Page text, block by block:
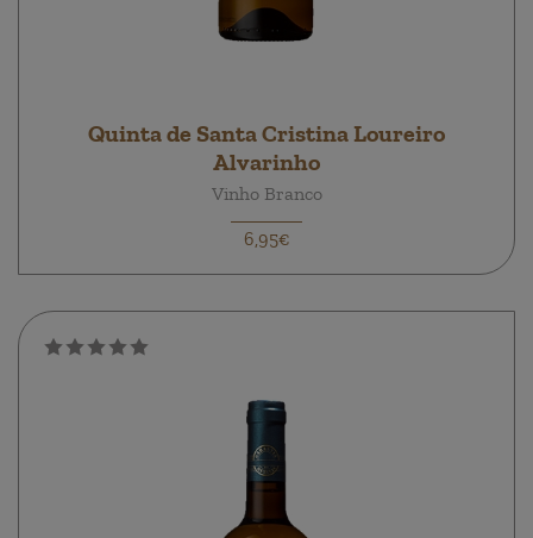
Quinta de Santa Cristina Loureiro
Alvarinho
Vinho Branco
6,95€